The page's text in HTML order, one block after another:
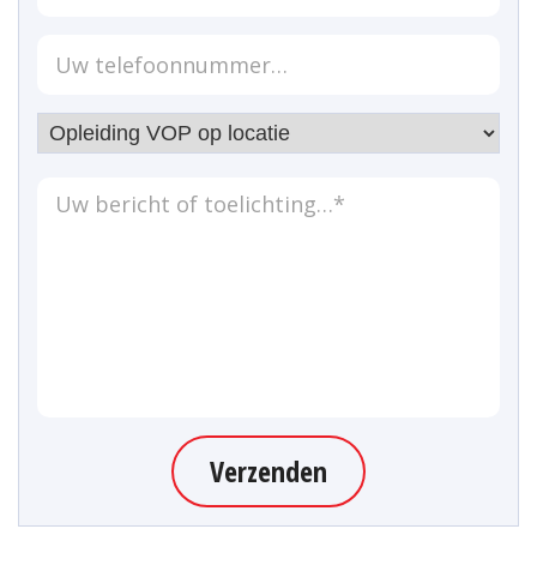
Verzenden